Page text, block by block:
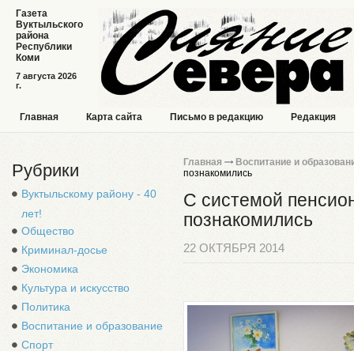
7 августа 2026
г.
Газета
Вуктыльского
района
Республики
Коми
Главная Карта сайта Письмо в редакцию Редакция
Рубрики
Вуктыльскому району - 40
лет!
Общество
Криминал-досье
Экономика
Культура и искусство
Политика
Воспитание и образование
Спорт
Главная
Воспитание и
познакомились
С системой
познакомились
22 ОКТЯБРЯ 2014